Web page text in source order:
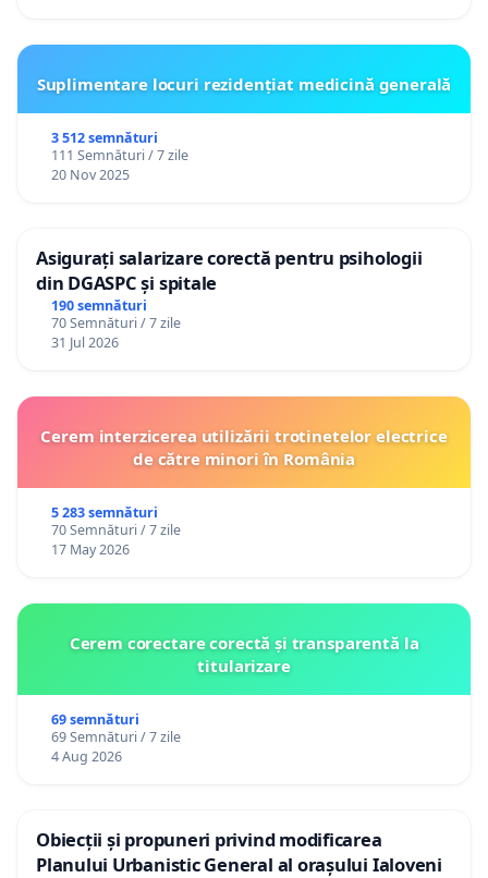
Suplimentare locuri rezidențiat medicină generală
3 512 semnături
111 Semnături / 7 zile
20 Nov 2025
Asigurați salarizare corectă pentru psihologii
din DGASPC și spitale
190 semnături
70 Semnături / 7 zile
31 Jul 2026
Cerem interzicerea utilizării trotinetelor electrice
de către minori în România
5 283 semnături
70 Semnături / 7 zile
17 May 2026
Cerem corectare corectă și transparentă la
titularizare
69 semnături
69 Semnături / 7 zile
4 Aug 2026
Obiecții și propuneri privind modificarea
Planului Urbanistic General al orașului Ialoveni